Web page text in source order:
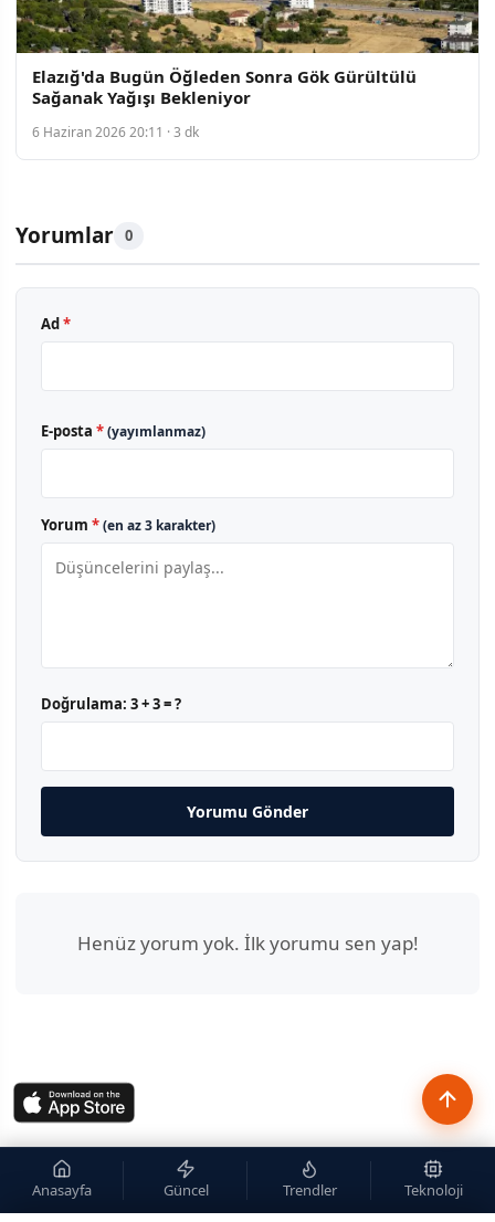
Elazığ'da Bugün Öğleden Sonra Gök Gürültülü
Sağanak Yağışı Bekleniyor
6 Haziran 2026 20:11 · 3 dk
Yorumlar 0
Ad *
E-posta *(yayımlanmaz)
Yorum *(en az 3 karakter)
Doğrulama: 3 + 3 = ?
Yorumu Gönder
Henüz yorum yok. İlk yorumu sen yap!
Anasayfa Güncel Trendler Teknoloji